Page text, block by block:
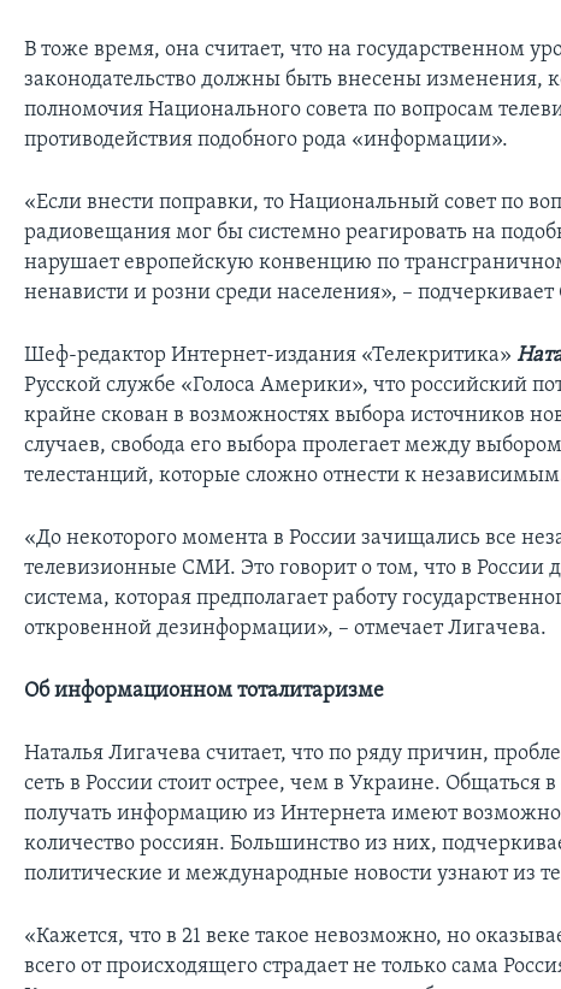
В тоже время, она считает, что на государственном
законодательство должны быть внесены изменения,
полномочия Национального совета по вопросам
противодействия подобного рода «информации».
«Если внести поправки, то Национальный совет по
радиовещания мог бы системно реагировать на
нарушает европейскую конвенцию по
ненависти и розни среди населения», –
Шеф-редактор Интернет-издания «Телекритика»
Русской службе «Голоса Америки», что российский
крайне скован в возможностях выбора источников
случаев, свобода его выбора пролегает между
телестанций, которые сложно отнести к
«До некоторого момента в России зачищались все
телевизионные СМИ. Это говорит о том, что в России
система, которая предполагает работу
откровенной дезинформации», – отмечает Лигачева.
Об информационном тоталитаризме
Наталья Лигачева считает, что по ряду причин,
сеть в России стоит острее, чем в Украине. Общаться
получать информацию из Интернета имеют
количество россиян. Большинство из них,
политические и международные новости узнают из
«Кажется, что в 21 веке такое невозможно, но
всего от происходящего страдает не только сама